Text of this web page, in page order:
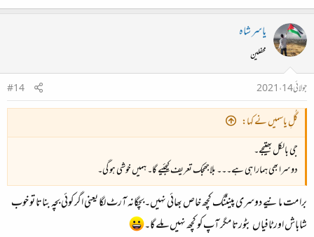
یاسر شاہ
محفلین
جولائی 14، 2021
#14
گُلِ یاسمیں نے کہا:
جی بالکل بھتیجے۔
دوسرا بھی ہمارا ہی ہے۔۔۔ بلاجھجک تعریف کیجئیے گا۔ ہمیں خوشی ہو گی۔
برا مت مانیے دوسری پینٹنگ کچھ خاص بھائی نہیں۔بچگانہ آرٹ لگا یعنی اگر کوئی بچہ بناتا تو خوب
شاباش اور ٹافیاں بٹورتا مگر آپ کو کچھ نہیں ملے گا۔